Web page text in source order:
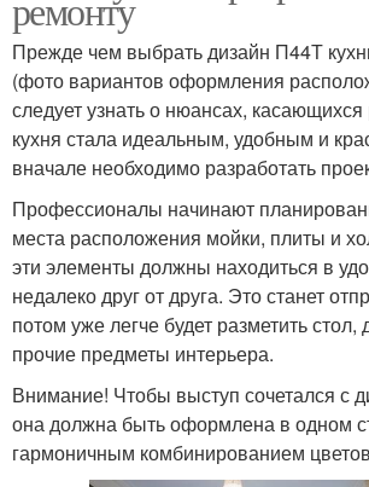
Прежде чем выбрать дизайн П44Т
(фото вариантов оформления
следует узнать о нюансах,
кухня стала идеальным, удобным и
вначале необходимо разработать
Профессионалы начинают
места расположения мойки, плиты и
эти элементы должны находиться в
недалеко друг от друга. Это станет
потом уже легче будет разметить стол,
прочие предметы интерьера.
Внимание! Чтобы выступ сочетался с
она должна быть оформлена в одном
гармоничным комбинированием